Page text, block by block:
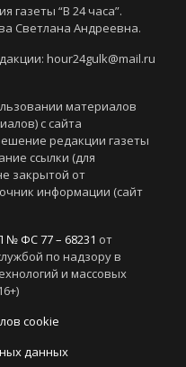
газеты “В 24 часа”.
Светлана Андреевна.
hour24gulk@mail.ru
материалов
с сайта
редакции газеты
ссылки (для
закрытой от
информации (сайт
ФС 77 – 68231 от
по надзору в
и массовых
cookie
данных